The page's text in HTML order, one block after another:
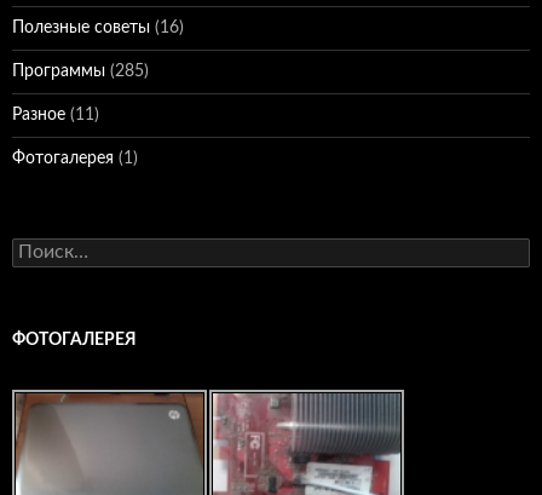
Полезные советы (16)
Программы (285)
Разное (11)
Фотогалерея (1)
Найти:
ФОТОГАЛЕРЕЯ